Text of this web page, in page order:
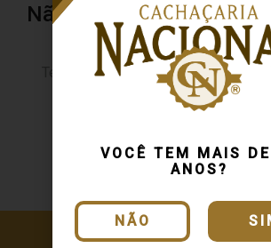
VOCÊ TEM MAIS
ANOS?
NÃO
Não encontramos
sua busca.
Tente buscar novamente usando
produto
Continuar comprando